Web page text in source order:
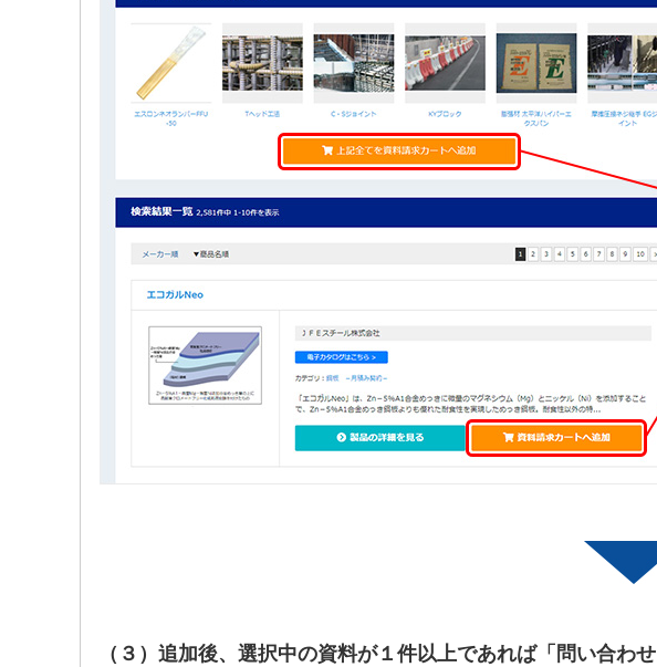
（３）追加後、選択中の資料が１件以上であれば「問い合わ